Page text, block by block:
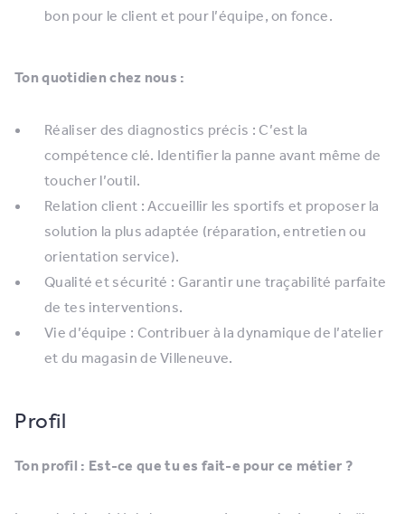
bon pour le client et pour l’équipe, on fonce.
Ton quotidien chez nous :
Réaliser des diagnostics précis : C’est la
compétence clé. Identifier la panne avant même de
toucher l’outil.
Relation client : Accueillir les sportifs et proposer la
solution la plus adaptée (réparation, entretien ou
orientation service).
Qualité et sécurité : Garantir une traçabilité parfaite
de tes interventions.
Vie d’équipe : Contribuer à la dynamique de l’atelier
et du magasin de Villeneuve.
Profil
Ton profil : Est-ce que tu es fait-e pour ce métier ?